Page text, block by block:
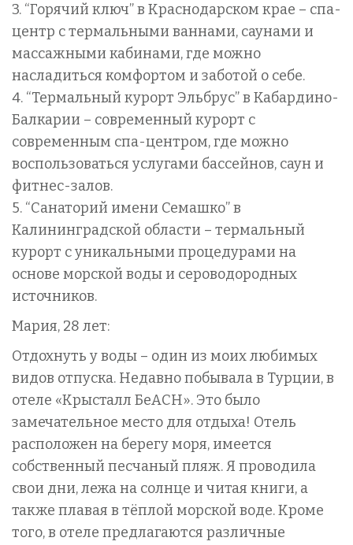
3. “Горячий ключ” в Краснодарском крае – спа-
центр с термальными ваннами, саунами и
массажными кабинами, где можно
насладиться комфортом и заботой о себе.
4. “Термальный курорт Эльбрус” в Кабардино-
Балкарии – современный курорт с
современным спа-центром, где можно
воспользоваться услугами бассейнов, саун и
фитнес-залов.
5. “Санаторий имени Семашко” в
Калининградской области – термальный
курорт с уникальными процедурами на
основе морской воды и сероводородных
источников.
Мария, 28 лет:
Отдохнуть у воды – один из моих любимых
видов отпуска. Недавно побывала в Турции, в
отеле «Крысталл БеACH». Это было
замечательное место для отдыха! Отель
расположен на берегу моря, имеется
собственный песчаный пляж. Я проводила
свои дни, лежа на солнце и читая книги, а
также плавая в тёплой морской воде. Кроме
того, в отеле предлагаются различные